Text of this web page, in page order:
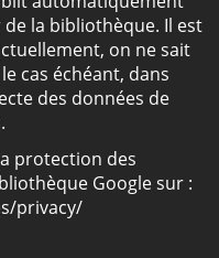
la bibliothèque. Il est
on ne sait
cas échéant, dans
des données de
protection des
Google sur :
privacy/